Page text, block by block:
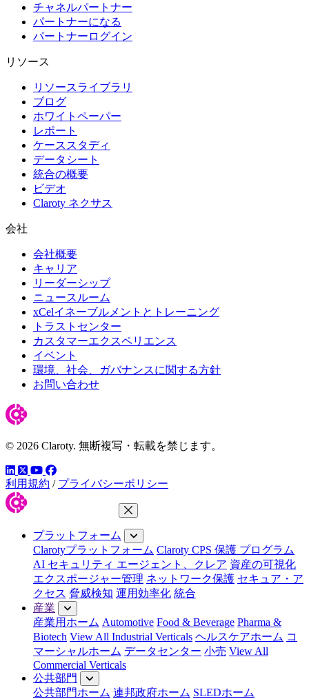
チャネルパートナー
パートナーになる
パートナーログイン
リソース
リソースライブラリ
ブログ
ホワイトペーパー
レポート
ケーススタディ
データシート
統合の概要
ビデオ
Claroty ネクサス
会社
会社概要
キャリア
リーダーシップ
ニュースルーム
xCelイネーブルメントとトレーニング
トラストセンター
カスタマーエクスペリエンス
イベント
環境、社会、ガバナンスに関する方針
お問い合わせ
© 2026 Claroty. 無断複写・転載を禁じます。
LinkedIn
ツイッター
YouTube
Facebook
利用規約 / プライバシーポリシー
メニューを閉じる
プラットフォーム
Clarotyプラットフォーム Claroty CPS 保護 プログラム
AI セキュリティ エージェント、クレア 資産の可視化
エクスポージャー管理 ネットワーク保護 セキュア・ア
クセス 脅威検知 運用効率化 統合
産業
産業用ホーム Automotive Food & Beverage Pharma &
Biotech View All Industrial Verticals ヘルスケアホーム コ
マーシャルホーム データセンター 小売 View All
Commercial Verticals
公共部門
公共部門ホーム 連邦政府ホーム SLEDホーム